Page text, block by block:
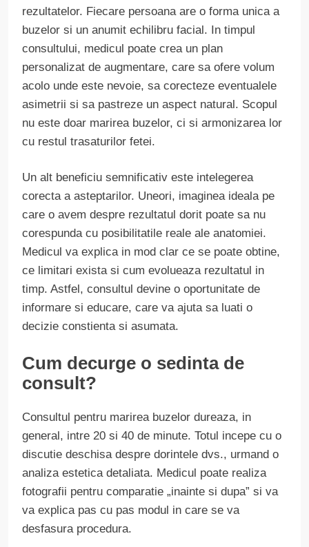
rezultatelor. Fiecare persoana are o forma unica a
buzelor si un anumit echilibru facial. In timpul
consultului, medicul poate crea un plan
personalizat de augmentare, care sa ofere volum
acolo unde este nevoie, sa corecteze eventualele
asimetrii si sa pastreze un aspect natural. Scopul
nu este doar marirea buzelor, ci si armonizarea lor
cu restul trasaturilor fetei.
Un alt beneficiu semnificativ este intelegerea
corecta a asteptarilor. Uneori, imaginea ideala pe
care o avem despre rezultatul dorit poate sa nu
corespunda cu posibilitatile reale ale anatomiei.
Medicul va explica in mod clar ce se poate obtine,
ce limitari exista si cum evolueaza rezultatul in
timp. Astfel, consultul devine o oportunitate de
informare si educare, care va ajuta sa luati o
decizie constienta si asumata.
Cum decurge o sedinta de
consult?
Consultul pentru marirea buzelor dureaza, in
general, intre 20 si 40 de minute. Totul incepe cu o
discutie deschisa despre dorintele dvs., urmand o
analiza estetica detaliata. Medicul poate realiza
fotografii pentru comparatie „inainte si dupa” si va
va explica pas cu pas modul in care se va
desfasura procedura.